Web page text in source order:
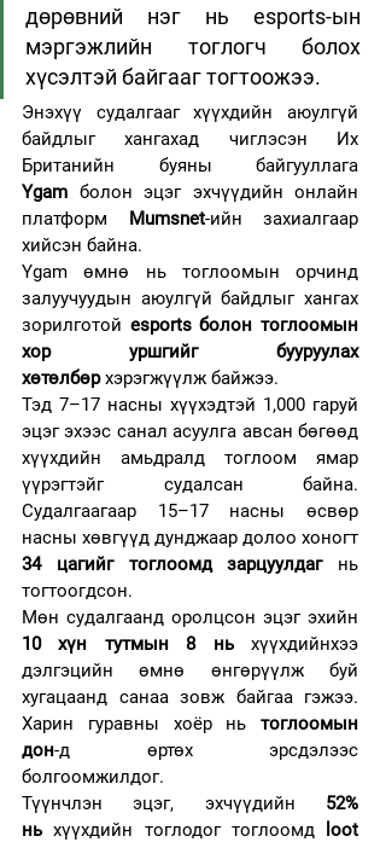
дөрөвний нэг нь esports-ын
мэргэжлийн тоглогч болох
хүсэлтэй байгааг тогтоожээ.
Энэхүү судалгааг хүүхдийн аюулгүй
байдлыг хангахад чиглэсэн Их
Ygam болон эцэг эхчүүдийн онлайн
платформ Mumsnet-ийн захиалгаар
хийсэн байна.
Ygam өмнө нь тоглоомын орчинд
залуучуудын аюулгүй байдлыг хангах
зорилготой esports болон тоглоомын
хор уршгийг бууруулах
хөтөлбөр хэрэгжүүлж байжээ.
Тэд 7–17 насны хүүхэдтэй 1,000 гаруй
эцэг эхээс санал асуулга авсан бөгөөд
хүүхдийн амьдралд тоглоом ямар
үүрэгтэйг судалсан байна.
Судалгаагаар 15–17 насны өсвөр
34 цагийг тоглоомд зарцуулдаг нь
тогтоогдсон.
10 хүн тутмын 8 нь хүүхдийнхээ
дэлгэцийн өмнө өнгөрүүлж буй
хугацаанд санаа зовж байгаа гэжээ.
Харин гуравны хоёр нь тоглоомын
дон-д өртөх эрсдэлээс
болгоомжилдог.
Түүнчлэн эцэг, эхчүүдийн 52%
нь хүүхдийн тоглодог тоглоомд
loot